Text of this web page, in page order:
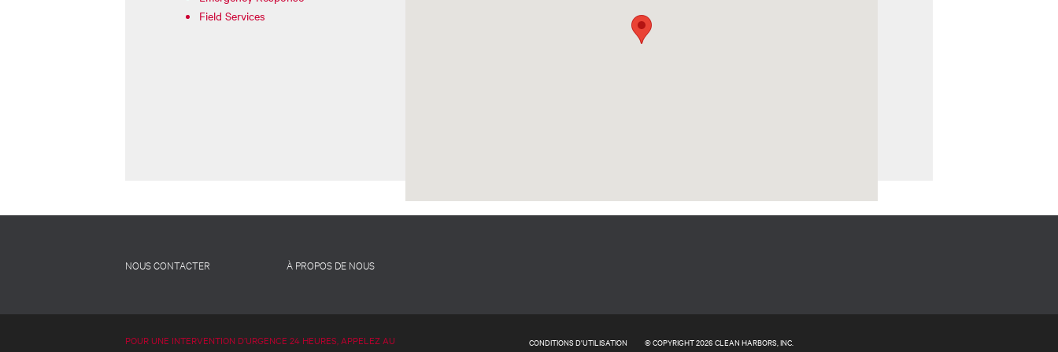
Field Services
Footer
French
NOUS CONTACTER À PROPOS DE NOUS
POUR UNE INTERVENTION D’URGENCE 24 HEURES, APPELEZ AU CONDITIONS D'UTILISATION © COPYRIGHT 2026 CLEAN HARBORS, INC.